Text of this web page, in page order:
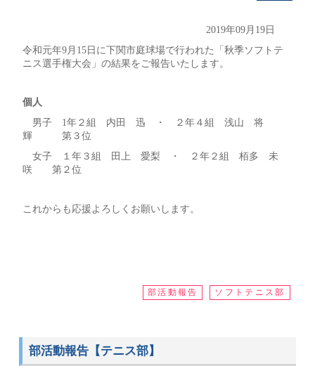
2019年09月19日
令和元年9月15日に下関市庭球場で行われた「秋季ソフトテ
ニス選手権大会」の結果をご報告いたします。
個人
男子 1年２組 内田 迅 ・ ２年４組 浅山 将
輝 第３位
女子 １年３組 田上 愛梨 ・ ２年２組 栢多 未
咲 第２位
これからも応援よろしくお願いします。
部活動報告 ソフトテニス部
部活動報告【テニス部】